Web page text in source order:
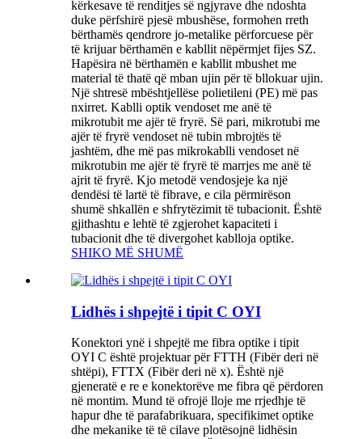
kërkesave të renditjes së ngjyrave dhe ndoshta
duke përfshirë pjesë mbushëse, formohen rreth
bërthamës qendrore jo-metalike përforcuese për
të krijuar bërthamën e kabllit nëpërmjet fijes SZ.
Hapësira në bërthamën e kabllit mbushet me
material të thatë që mban ujin për të bllokuar ujin.
Një shtresë mbështjellëse polietileni (PE) më pas
nxirret. Kablli optik vendoset me anë të
mikrotubit me ajër të fryrë. Së pari, mikrotubi me
ajër të fryrë vendoset në tubin mbrojtës të
jashtëm, dhe më pas mikrokablli vendoset në
mikrotubin me ajër të fryrë të marrjes me anë të
ajrit të fryrë. Kjo metodë vendosjeje ka një
dendësi të lartë të fibrave, e cila përmirëson
shumë shkallën e shfrytëzimit të tubacionit. Është
gjithashtu e lehtë të zgjerohet kapaciteti i
tubacionit dhe të divergohet kablloja optike.
SHIKO MË SHUMË
Lidhës i shpejtë i tipit C OYI
Konektori ynë i shpejtë me fibra optike i tipit
OYI C është projektuar për FTTH (Fibër deri në
shtëpi), FTTX (Fibër deri në x). Është një
gjeneratë e re e konektorëve me fibra që përdoren
në montim. Mund të ofrojë lloje me rrjedhje të
hapur dhe të parafabrikuara, specifikimet optike
dhe mekanike të të cilave plotësojnë lidhësin